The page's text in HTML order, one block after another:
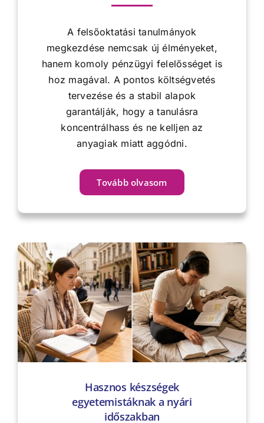
A felsőoktatási tanulmányok
megkezdése nemcsak új élményeket,
hanem komoly pénzügyi felelősséget is
hoz magával. A pontos költségvetés
tervezése és a stabil alapok
garantálják, hogy a tanulásra
koncentrálhass és ne kelljen az
anyagiak miatt aggódni.
Tovább olvasom
Hasznos készségek
egyetemistáknak a nyári
időszakban